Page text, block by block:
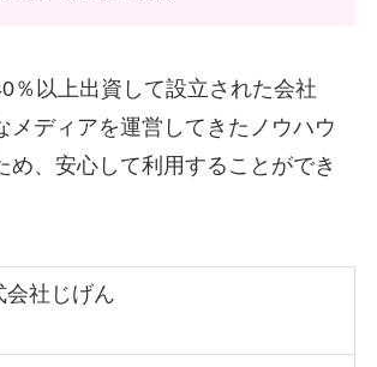
％以上出資して設立された会社
メディアを運営してきたノウハウ
め、安心して利用することができ
会社じげん